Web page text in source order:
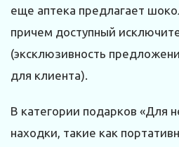
еще аптека предлагает
причем доступный
(эксклюзивность
для клиента).
В категории подарков «Для
находки, такие как